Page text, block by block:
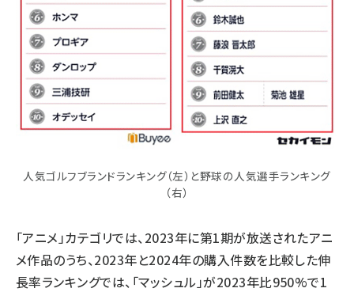
人気ゴルフブランドランキング（左）と野球の人気選手ランキング
（右）
「アニメ」カテゴリでは、2023年に第1期が放送されたアニ
メ作品のうち、2023年と2024年の購入件数を比較した伸
長率ランキングでは、「マッシュル」が2023年比950%で1